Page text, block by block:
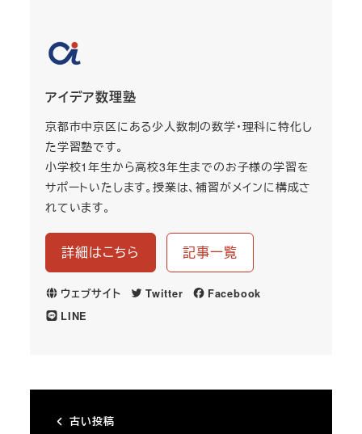
アイデア数理塾
京都市中京区にある少人数制の数学・理科に特化し
た学習塾です。
小学校1年生から高校3年生までのお子様の学習を
サポートいたします。授業は、補習がメインに構成さ
れています。
詳細はこちら 記事一覧
ウェブサイト Twitter
Facebook
LINE
古い投稿